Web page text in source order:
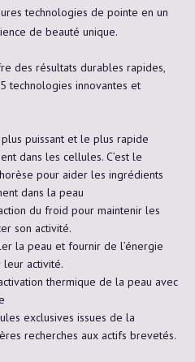
technologies de pointe en un
de beauté unique.
des résultats durables rapides,
technologies innovantes et
puissant et le plus rapide
dans les cellules. C’est le
pour aider les ingrédients
dans la peau
du froid pour maintenir les
son activité.
la peau et fournir de l’énergie
activité.
thermique de la peau avec
exclusives issues de la
recherches aux actifs brevetés.